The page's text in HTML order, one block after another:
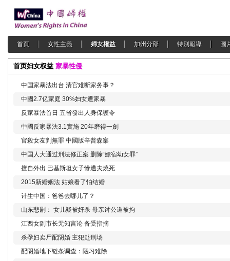
首頁 女性主義 婦女權益 加州分部 特別報導 圖
首页妇女权益 家暴性侵
中国家暴法出台 清官难断家务事？
中國2.7亿家庭 30%妇女遭家暴
反家暴法首日 五省發出人身保護令
中國反家暴法3.1實施 20年磨得一劍
官殺女友判無罪 中國版辛普森案
中国人大通过刑法修正案 删除“嫖宿幼女罪”
擅自外出 巴基斯坦女子慘遭夫燒死
2015新婚姻法 姑娘看了怕结婚
计生中国：爸爸去哪儿了？
山东悲剧： 女儿疑被奸杀 母亲讨公道被拘
江西女副市长无知言论 备受指摘
杀孕妇卖尸配阴婚 主犯赴刑场
配阴婚地下链条调查：陋习难除